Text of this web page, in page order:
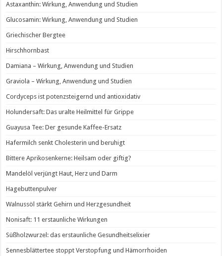
Astaxanthin: Wirkung, Anwendung und Studien
Glucosamin: Wirkung, Anwendung und Studien
Griechischer Bergtee
Hirschhornbast
Damiana – Wirkung, Anwendung und Studien
Graviola – Wirkung, Anwendung und Studien
Cordyceps ist potenzsteigernd und antioxidativ
Holundersaft: Das uralte Heilmittel für Grippe
Guayusa Tee: Der gesunde Kaffee-Ersatz
Hafermilch senkt Cholesterin und beruhigt
Bittere Aprikosenkerne: Heilsam oder giftig?
Mandelöl verjüngt Haut, Herz und Darm
Hagebuttenpulver
Walnussöl stärkt Gehirn und Herzgesundheit
Nonisaft: 11 erstaunliche Wirkungen
Süßholzwurzel: das erstaunliche Gesundheitselixier
Sennesblättertee stoppt Verstopfung und Hämorrhoiden